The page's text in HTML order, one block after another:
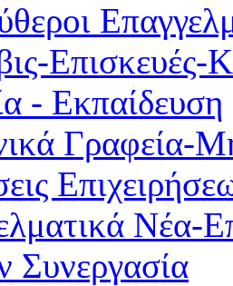
Επισκευές-
- Εκπαίδευση
Γραφεία-
Νέα-
Συνεργασία